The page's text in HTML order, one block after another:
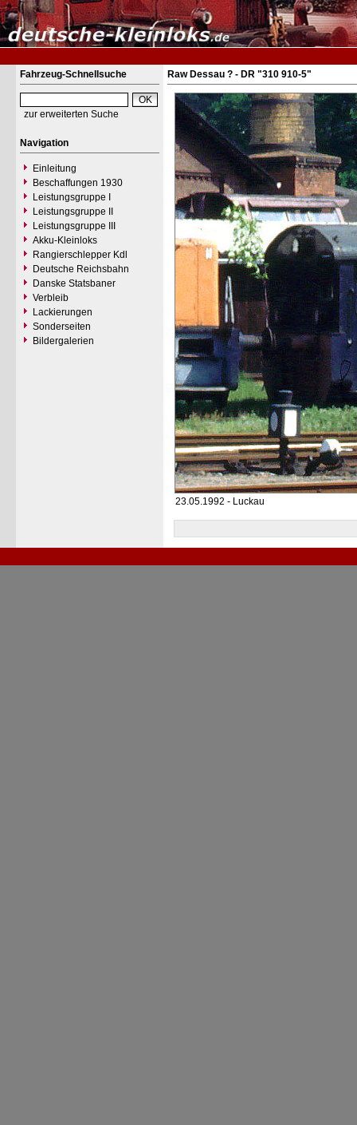
Fahrzeug-Schnellsuche
zur erweiterten Suche
Navigation
Einleitung
Beschaffungen 1930
Leistungsgruppe I
Leistungsgruppe II
Leistungsgruppe III
Akku-Kleinloks
Rangierschlepper Kdl
Deutsche Reichsbahn
Danske Statsbaner
Verbleib
Lackierungen
Sonderseiten
Bildergalerien
Raw Dessau ? - DR "310 910-5"
23.05.1992 - Luckau